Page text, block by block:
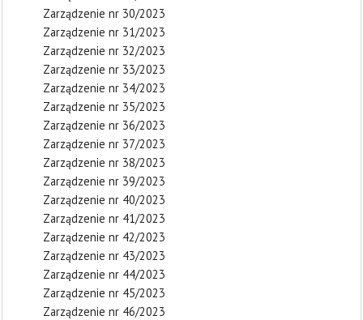
Zarządzenie nr 30/2023
Zarządzenie nr 31/2023
Zarządzenie nr 32/2023
Zarządzenie nr 33/2023
Zarządzenie nr 34/2023
Zarządzenie nr 35/2023
Zarządzenie nr 36/2023
Zarządzenie nr 37/2023
Zarządzenie nr 38/2023
Zarządzenie nr 39/2023
Zarządzenie nr 40/2023
Zarządzenie nr 41/2023
Zarządzenie nr 42/2023
Zarządzenie nr 43/2023
Zarządzenie nr 44/2023
Zarządzenie nr 45/2023
Zarządzenie nr 46/2023